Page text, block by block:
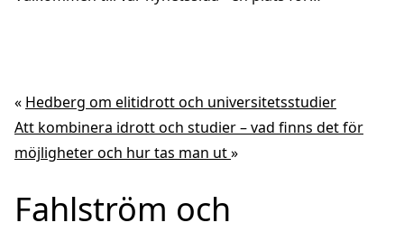
« Hedberg om elitidrott och universitetsstudier
Att kombinera idrott och studier – vad finns det för
möjligheter och hur tas man ut»
Fahlström och